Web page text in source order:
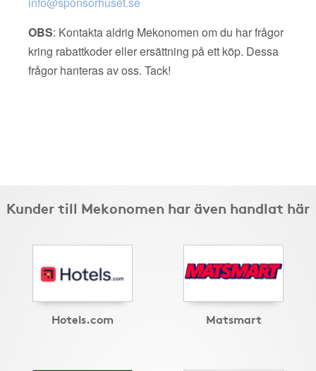
OBS: Kontakta aldrig Mekonomen om du har frågor
kring rabattkoder eller ersättning på ett köp. Dessa
frågor hanteras av oss. Tack!
Kunder till Mekonomen har även handlat här
Hotels.com Matsmart